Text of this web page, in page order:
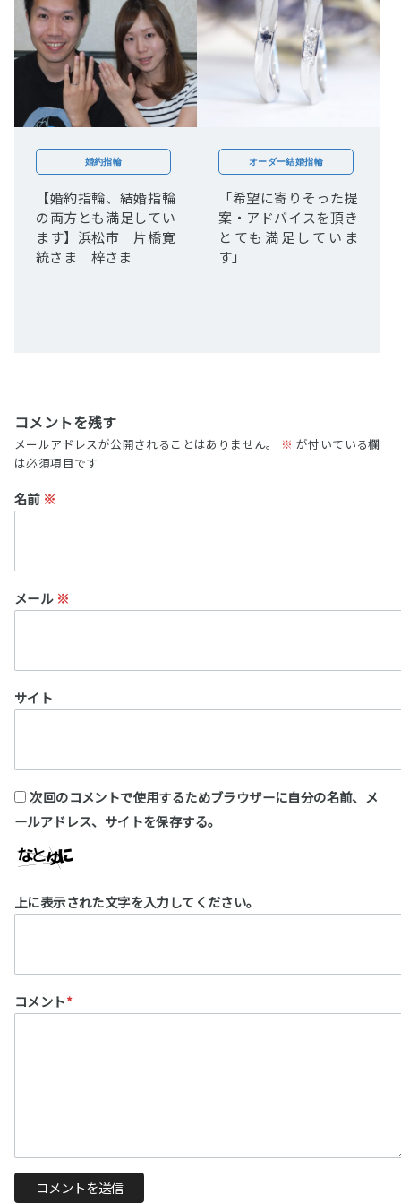
婚約指輪
【婚約指輪、結婚指輪
の両方とも満足してい
ます】浜松市 片橋寛
統さま 梓さま
オーダー結婚指輪
「希望に寄りそった提
案・アドバイスを頂き
とても満足していま
す」
コメントを残す
メールアドレスが公開されることはありません。 ※ が付いている欄
は必須項目です
名前 ※
メール ※
サイト
次回のコメントで使用するためブラウザーに自分の名前、メ
ールアドレス、サイトを保存する。
上に表示された文字を入力してください。
コメント*